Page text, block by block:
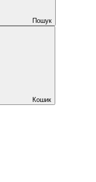
Пошук
Кошик